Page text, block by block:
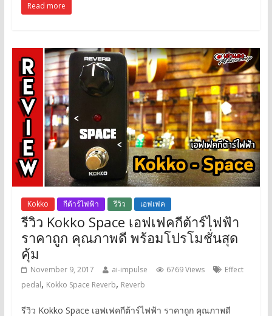
Read more
Kokko กีต้าร์ไฟฟ้า รีวิว เอฟเฟค
รีวิว Kokko Space เอฟเฟคกีต้าร์ไฟฟ้า
ราคาถูก คุณภาพดี พร้อมโปรโมชั่นสุด
คุ้ม
November 9, 2017 ai-impulse 6769 Views
Effect
pedal, Kokko Space Reverb, Reverb
รีวิว Kokko Space เอฟเฟคกีต้าร์ไฟฟ้า ราคาถูก คุณภาพดี